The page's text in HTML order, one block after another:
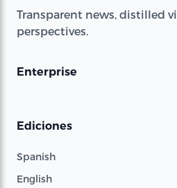
Transparent news, distilled
perspectives.
Enterprise
Ediciones
Spanish
English